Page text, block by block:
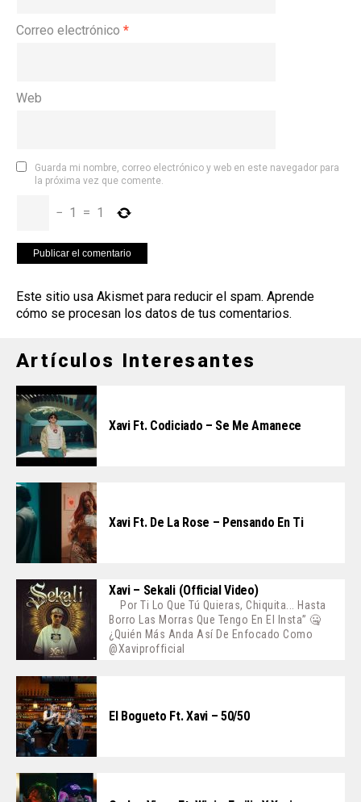
Correo electrónico *
Web
Guarda mi nombre, correo electrónico y web en este navegador para
la próxima vez que comente.
− 1 = 1
Este sitio usa Akismet para reducir el spam. Aprende
cómo se procesan los datos de tus comentarios.
Artículos Interesantes
Xavi Ft. Codiciado – Se Me Amanece
Xavi Ft. De La Rose – Pensando En Ti
Xavi – Sekali (Official Video)
Por Ti Lo Que Tú Quieras, Chiquita... Hasta
Borro Las Morras Que Tengo En El Insta” 🤐
¿Quién Más Anda Así De Enfocado Como
@xaviprofficial
El Bogueto Ft. Xavi – 50/50